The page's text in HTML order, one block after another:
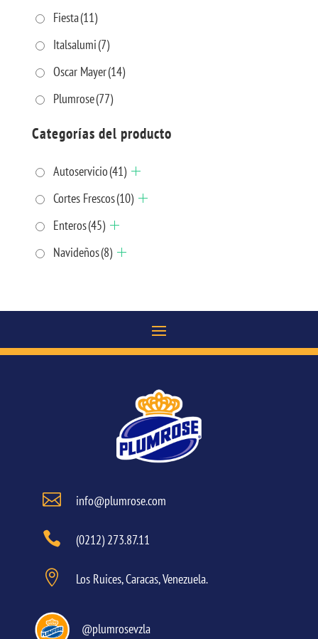
Fiesta(11)
Italsalumi(7)
Oscar Mayer(14)
Plumrose(77)
Categorías del producto
Autoservicio(41)
Cortes Frescos(10)
Enteros(45)
Navideños(8)
 info@plumrose.com
 (0212) 273.87.11
 Los Ruices, Caracas, Venezuela.
@plumrosevzla